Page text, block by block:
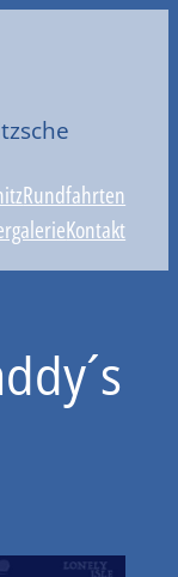
Rundfahrten
Kontakt